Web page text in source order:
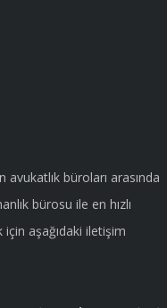
büroları arasında
bürosu ile en hızlı
aşağıdaki iletişim